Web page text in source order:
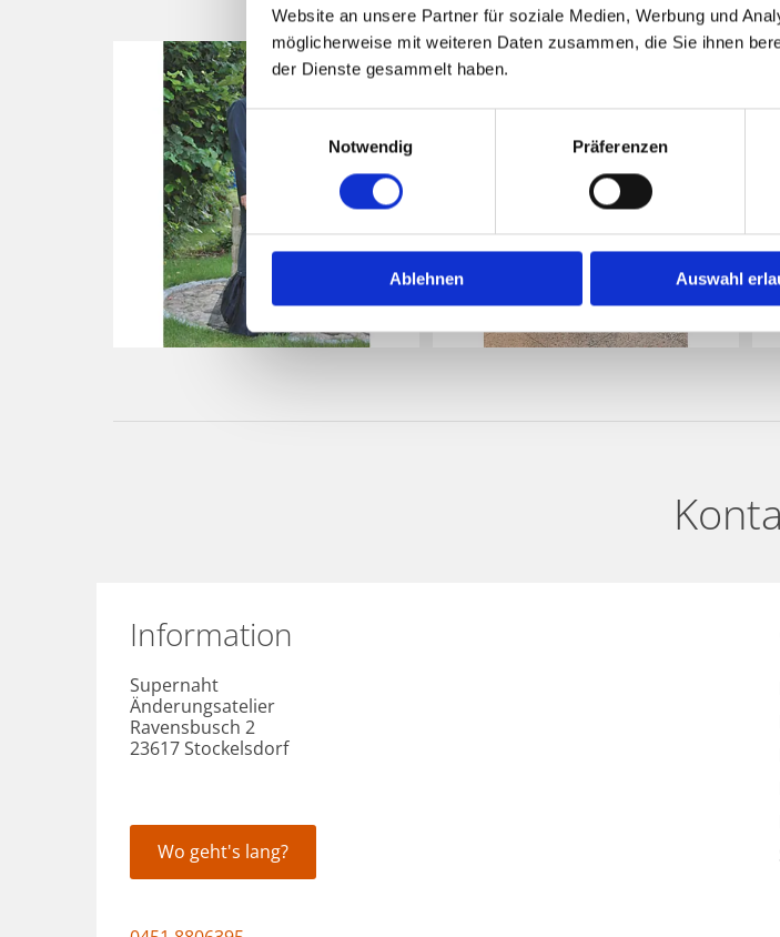
Website an unsere Partner für soziale Medien, Werbung und
möglicherweise mit weiteren Daten zusammen, die Sie ihnen
der Dienste gesammelt haben.
Notwendig
Präferenzen
Ablehnen Auswahl
Information
Supernaht
Änderungsatelier
Ravensbusch 2
23617 Stockelsdorf
Wo geht's lang?